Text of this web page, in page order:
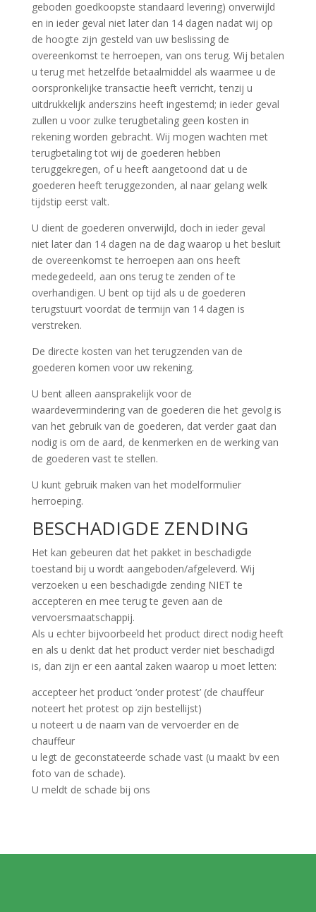
geboden goedkoopste standaard levering) onverwijld
en in ieder geval niet later dan 14 dagen nadat wij op
de hoogte zijn gesteld van uw beslissing de
overeenkomst te herroepen, van ons terug. Wij betalen
u terug met hetzelfde betaalmiddel als waarmee u de
oorspronkelijke transactie heeft verricht, tenzij u
uitdrukkelijk anderszins heeft ingestemd; in ieder geval
zullen u voor zulke terugbetaling geen kosten in
rekening worden gebracht. Wij mogen wachten met
terugbetaling tot wij de goederen hebben
teruggekregen, of u heeft aangetoond dat u de
goederen heeft teruggezonden, al naar gelang welk
tijdstip eerst valt.
U dient de goederen onverwijld, doch in ieder geval
niet later dan 14 dagen na de dag waarop u het besluit
de overeenkomst te herroepen aan ons heeft
medegedeeld, aan ons terug te zenden of te
overhandigen. U bent op tijd als u de goederen
terugstuurt voordat de termijn van 14 dagen is
verstreken.
De directe kosten van het terugzenden van de
goederen komen voor uw rekening.
U bent alleen aansprakelijk voor de
waardevermindering van de goederen die het gevolg is
van het gebruik van de goederen, dat verder gaat dan
nodig is om de aard, de kenmerken en de werking van
de goederen vast te stellen.
U kunt gebruik maken van het modelformulier
herroeping.
BESCHADIGDE ZENDING
Het kan gebeuren dat het pakket in beschadigde
toestand bij u wordt aangeboden/afgeleverd. Wij
verzoeken u een beschadigde zending NIET te
accepteren en mee terug te geven aan de
vervoersmaatschappij.
Als u echter bijvoorbeeld het product direct nodig heeft
en als u denkt dat het product verder niet beschadigd
is, dan zijn er een aantal zaken waarop u moet letten:
accepteer het product ‘onder protest’ (de chauffeur
noteert het protest op zijn bestellijst)
u noteert u de naam van de vervoerder en de
chauffeur
u legt de geconstateerde schade vast (u maakt bv een
foto van de schade).
U meldt de schade bij ons